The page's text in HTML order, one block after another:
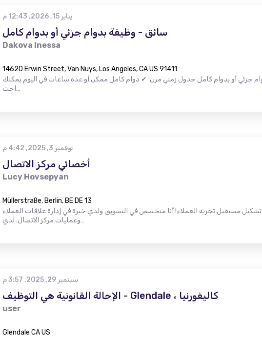
يناير 15, 2026, 12:43 م
سائق - وظيفة بدوام جزئي أو بدوام كامل
Dakova Inessa
14620 Erwin Street, Van Nuys, Los Angeles, CA US 91411
جزئي أو بدوام كامل جدول زمني مرن: ✔ دوام كامل ممكن أو عدة ساعات في اليوم يمكنك
اخت…
نوفمبر 3, 2025, 4:42 م
أخصائي مركز الاتصال
Lucy Hovsepyan
Müllerstraße, Berlin, BE DE 13
مستقبل تجربة العملاء! أنا متخصص في التسويق ولدي خبرة في إدارة علاقات العملاء
وعمليات مركز الاتصال. لدي…
سبتمبر 29, 2025, 3:57 م
الإحالة القانونية هي التوظيف - Glendale ، كاليفورنيا
user
Glendale CA US